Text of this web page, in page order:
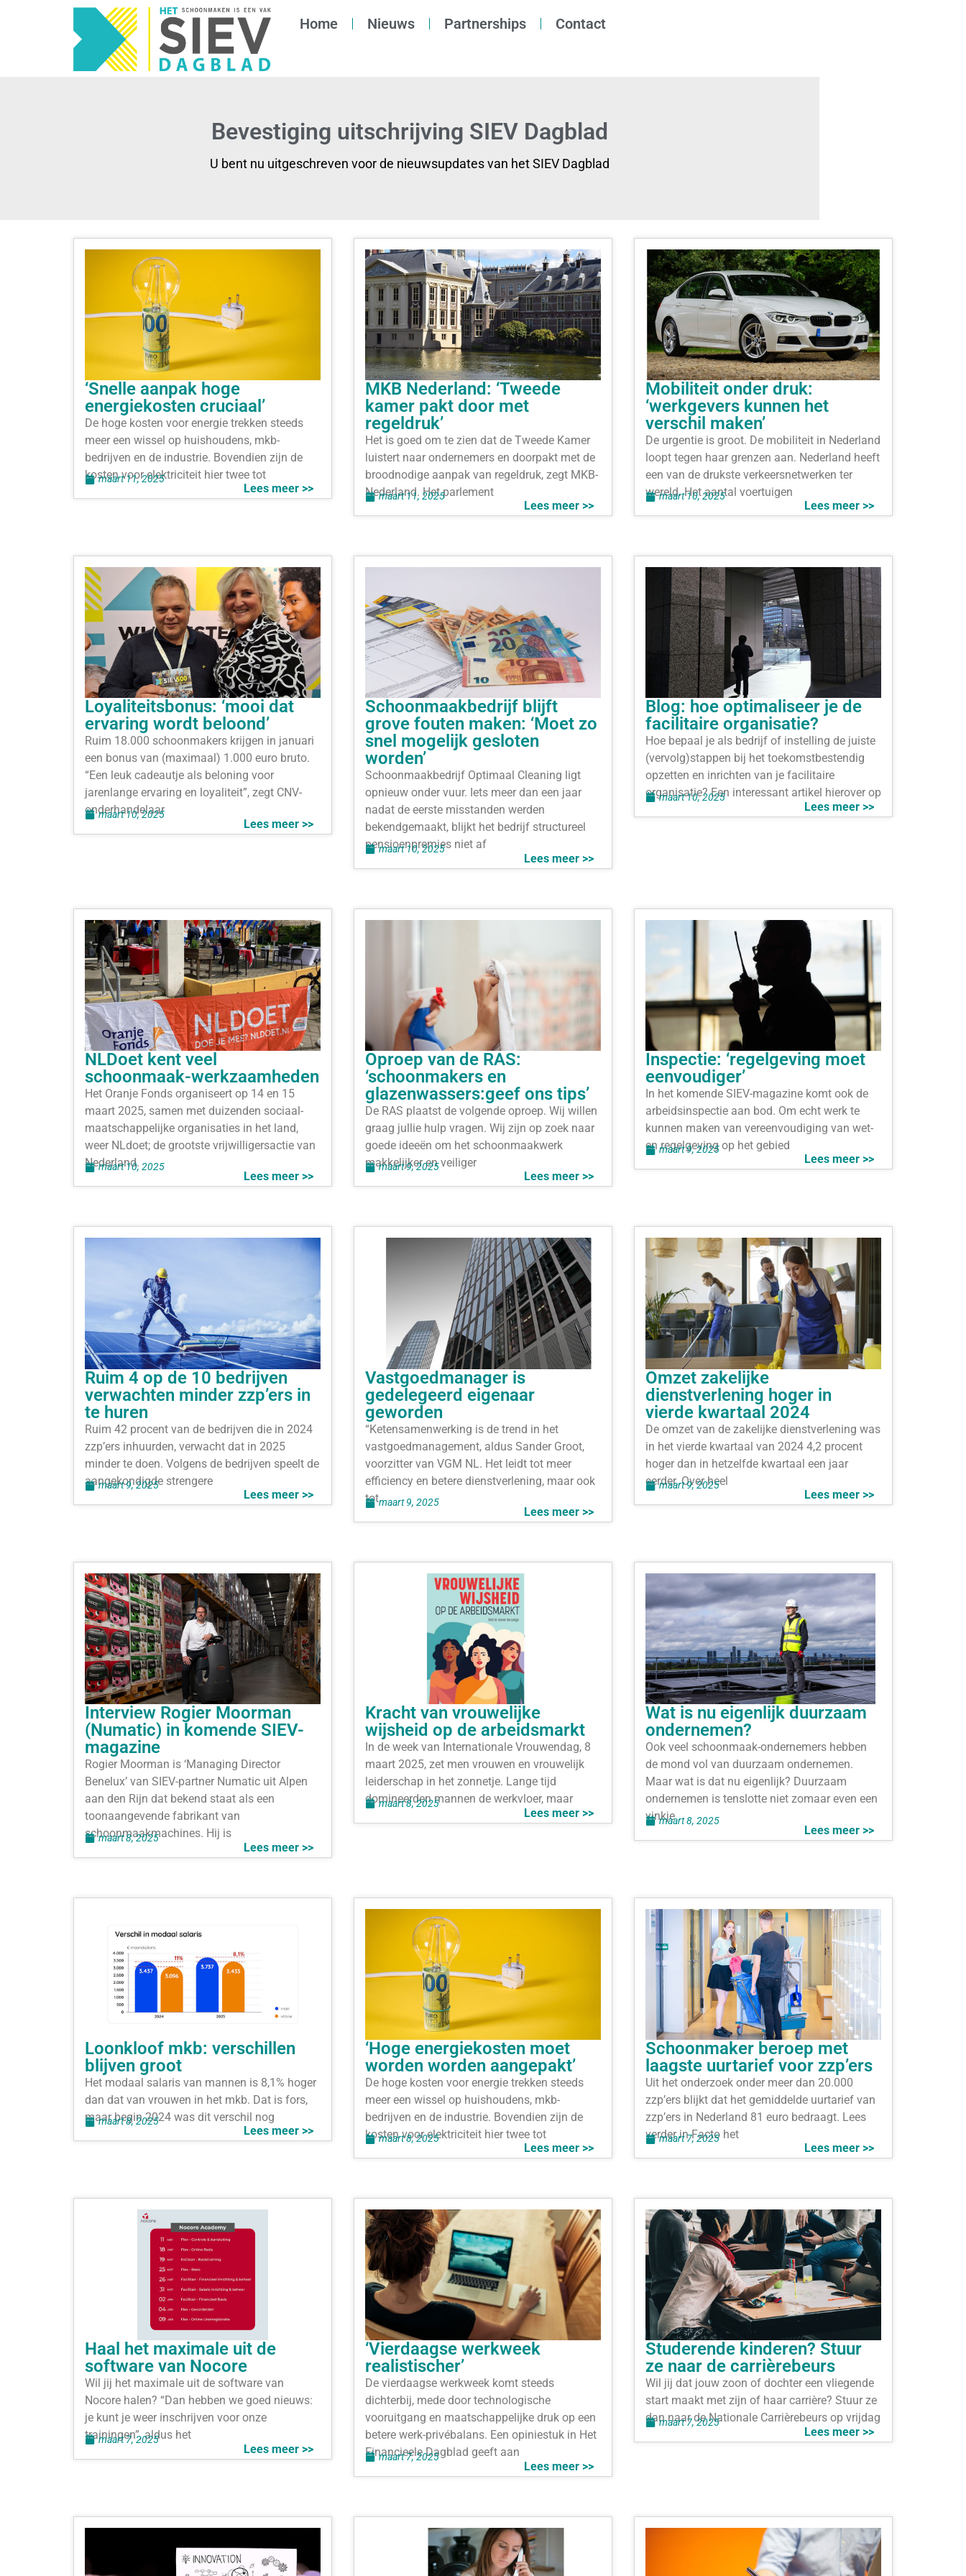
Home Nieuws Partnerships Contact
Bevestiging uitschrijving SIEV Dagblad
U bent nu uitgeschreven voor de nieuwsupdates van het SIEV Dagblad
‘Snelle aanpak hoge
energiekosten cruciaal’
De hoge kosten voor energie trekken steeds
meer een wissel op huishoudens, mkb-
bedrijven en de industrie. Bovendien zijn de
kosten voor elektriciteit hier twee tot
Lees meer >>
maart 11, 2025
MKB Nederland: ‘Tweede
kamer pakt door met
regeldruk’
Het is goed om te zien dat de Tweede Kamer
luistert naar ondernemers en doorpakt met de
broodnodige aanpak van regeldruk, zegt MKB-
Nederland. Het parlement
Lees meer >>
maart 11, 2025
Mobiliteit onder druk:
‘werkgevers kunnen het
verschil maken’
De urgentie is groot. De mobiliteit in Nederland
loopt tegen haar grenzen aan. Nederland heeft
een van de drukste verkeersnetwerken ter
wereld. Het aantal voertuigen
Lees meer >>
maart 10, 2025
Loyaliteitsbonus: ‘mooi dat
ervaring wordt beloond’
Ruim 18.000 schoonmakers krijgen in januari
een bonus van (maximaal) 1.000 euro bruto.
“Een leuk cadeautje als beloning voor
jarenlange ervaring en loyaliteit”, zegt CNV-
onderhandelaar
Lees meer >>
maart 10, 2025
Schoonmaakbedrijf blijft
grove fouten maken: ‘Moet zo
snel mogelijk gesloten
worden’
Schoonmaakbedrijf Optimaal Cleaning ligt
opnieuw onder vuur. Iets meer dan een jaar
nadat de eerste misstanden werden
bekendgemaakt, blijkt het bedrijf structureel
pensioenpremies niet af
Lees meer >>
maart 10, 2025
Blog: hoe optimaliseer je de
facilitaire organisatie?
Hoe bepaal je als bedrijf of instelling de juiste
(vervolg)stappen bij het toekomstbestendig
opzetten en inrichten van je facilitaire
organisatie? Een interessant artikel hierover op
Lees meer >>
maart 10, 2025
NLDoet kent veel
schoonmaak-werkzaamheden
Het Oranje Fonds organiseert op 14 en 15
maart 2025, samen met duizenden sociaal-
maatschappelijke organisaties in het land,
weer NLdoet; de grootste vrijwilligersactie van
Nederland.
Lees meer >>
maart 10, 2025
Oproep van de RAS:
‘schoonmakers en
glazenwassers:geef ons tips’
De RAS plaatst de volgende oproep. Wij willen
graag jullie hulp vragen. Wij zijn op zoek naar
goede ideeën om het schoonmaakwerk
makkelijker en veiliger
Lees meer >>
maart 9, 2025
Inspectie: ‘regelgeving moet
eenvoudiger’
In het komende SIEV-magazine komt ook de
arbeidsinspectie aan bod. Om echt werk te
kunnen maken van vereenvoudiging van wet-
en regelgeving op het gebied
Lees meer >>
maart 9, 2025
Ruim 4 op de 10 bedrijven
verwachten minder zzp’ers in
te huren
Ruim 42 procent van de bedrijven die in 2024
zzp’ers inhuurden, verwacht dat in 2025
minder te doen. Volgens de bedrijven speelt de
aangekondigde strengere
Lees meer >>
maart 9, 2025
Vastgoedmanager is
gedelegeerd eigenaar
geworden
“Ketensamenwerking is de trend in het
vastgoedmanagement, aldus Sander Groot,
voorzitter van VGM NL. Het leidt tot meer
efficiency en betere dienstverlening, maar ook
tot
Lees meer >>
maart 9, 2025
Omzet zakelijke
dienstverlening hoger in
vierde kwartaal 2024
De omzet van de zakelijke dienstverlening was
in het vierde kwartaal van 2024 4,2 procent
hoger dan in hetzelfde kwartaal een jaar
eerder. Over heel
Lees meer >>
maart 9, 2025
Interview Rogier Moorman
(Numatic) in komende SIEV-
magazine
Rogier Moorman is ‘Managing Director
Benelux’ van SIEV-partner Numatic uit Alpen
aan den Rijn dat bekend staat als een
toonaangevende fabrikant van
schoonmaakmachines. Hij is
Lees meer >>
maart 8, 2025
Kracht van vrouwelijke
wijsheid op de arbeidsmarkt
In de week van Internationale Vrouwendag, 8
maart 2025, zet men vrouwen en vrouwelijk
leiderschap in het zonnetje. Lange tijd
domineerden mannen de werkvloer, maar
Lees meer >>
maart 8, 2025
Wat is nu eigenlijk duurzaam
ondernemen?
Ook veel schoonmaak-ondernemers hebben
de mond vol van duurzaam ondernemen.
Maar wat is dat nu eigenlijk? Duurzaam
ondernemen is tenslotte niet zomaar even een
vinkje
Lees meer >>
maart 8, 2025
Loonkloof mkb: verschillen
blijven groot
Het modaal salaris van mannen is 8,1% hoger
dan dat van vrouwen in het mkb. Dat is fors,
maar begin 2024 was dit verschil nog
Lees meer >>
maart 8, 2025
‘Hoge energiekosten moet
worden worden aangepakt’
De hoge kosten voor energie trekken steeds
meer een wissel op huishoudens, mkb-
bedrijven en de industrie. Bovendien zijn de
kosten voor elektriciteit hier twee tot
Lees meer >>
maart 8, 2025
Schoonmaker beroep met
laagste uurtarief voor zzp’ers
Uit het onderzoek onder meer dan 20.000
zzp’ers blijkt dat het gemiddelde uurtarief van
zzp’ers in Nederland 81 euro bedraagt. Lees
verder in Facto het
Lees meer >>
maart 7, 2025
Haal het maximale uit de
software van Nocore
Wil jij het maximale uit de software van
Nocore halen? “Dan hebben we goed nieuws:
je kunt je weer inschrijven voor onze
trainingen”, aldus het
Lees meer >>
maart 7, 2025
‘Vierdaagse werkweek
realistischer’
De vierdaagse werkweek komt steeds
dichterbij, mede door technologische
vooruitgang en maatschappelijke druk op een
betere werk-privébalans. Een opiniestuk in Het
Financieele Dagblad geeft aan
Lees meer >>
maart 7, 2025
Studerende kinderen? Stuur
ze naar de carrièrebeurs
Wil jij dat jouw zoon of dochter een vliegende
start maakt met zijn of haar carrière? Stuur ze
dan naar de Nationale Carrièrebeurs op vrijdag
Lees meer >>
maart 7, 2025